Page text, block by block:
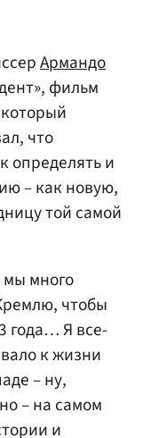
Армандо
фильм
что
определять и
– как новую,
той самой
мы много
чтобы
года… Я все-
к жизни
– ну,
– на самом
и